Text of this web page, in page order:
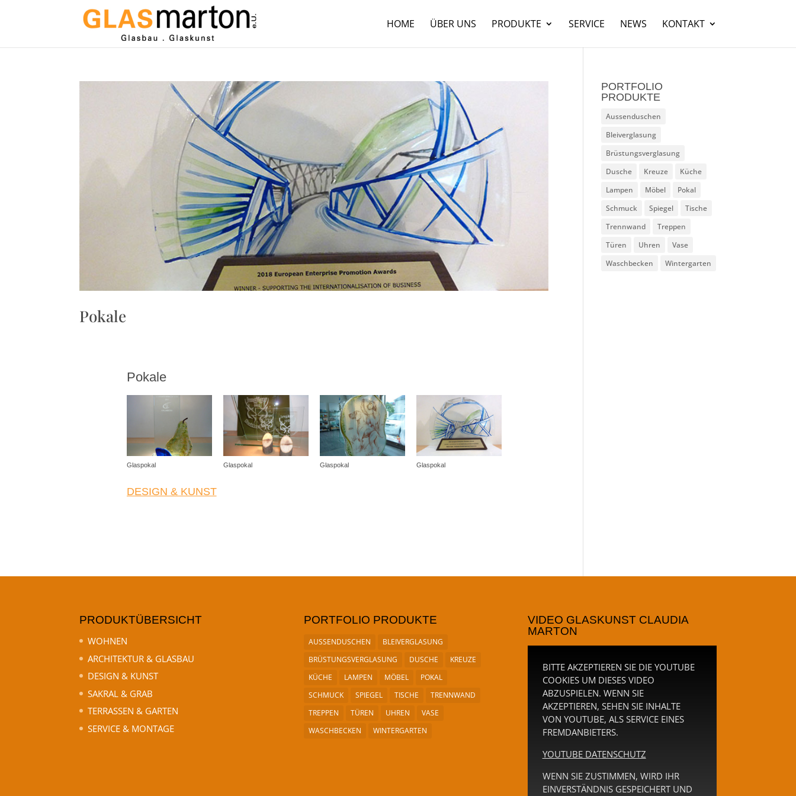
HOME ÜBER UNS PRODUKTE SERVICE NEWS KONTAKT
Pokale
Pokale
Glaspokal Glaspokal Glaspokal Glaspokal
DESIGN & KUNST
PORTFOLIO
PRODUKTE
Aussenduschen
Bleiverglasung
Brüstungsverglasung
Dusche
Kreuze
Küche
Lampen
Möbel
Pokal
Schmuck
Spiegel
Tische
Trennwand
Treppen
Türen
Uhren
Vase
Waschbecken
Wintergarten
PRODUKTÜBERSICHT
WOHNEN
ARCHITEKTUR & GLASBAU
DESIGN & KUNST
SAKRAL & GRAB
TERRASSEN & GARTEN
SERVICE & MONTAGE
PORTFOLIO PRODUKTE
AUSSENDUSCHEN
BLEIVERGLASUNG
BRÜSTUNGSVERGLASUNG
DUSCHE
KREUZE
KÜCHE
LAMPEN MÖBEL
POKAL
SCHMUCK
SPIEGEL TISCHE
TRENNWAND
TREPPEN
TÜREN UHREN
VASE
WASCHBECKEN
WINTERGARTEN
VIDEO GLASKUNST CLAUDIA
MARTON
BITTE AKZEPTIEREN SIE DIE YOUTUBE
COOKIES UM DIESES VIDEO
ABZUSPIELEN. WENN SIE
AKZEPTIEREN, SEHEN SIE INHALTE
VON YOUTUBE, ALS SERVICE EINES
FREMDANBIETERS.
YOUTUBE DATENSCHUTZ
WENN SIE ZUSTIMMEN, WIRD IHR
EINVERSTÄNDNIS GESPEICHERT UND